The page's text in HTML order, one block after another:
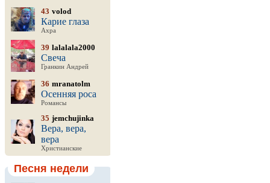
43 volod
Карие глаза
Ахра
39 lalalala2000
Свеча
Гранкин Андрей
36 mranatolm
Осенняя роса
Романсы
35 jemchujinka
Вера, вера,
вера
Христианские
Песня недели